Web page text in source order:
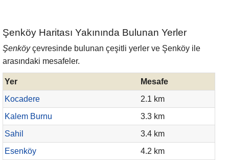
Şenköy Haritası Yakınında Bulunan Yerler
Şenköyçevresinde bulunan çeşitli yerler ve Şenköy ile
arasındaki mesafeler.
Yer
Mesafe
Kocadere
2.1 km
Kalem Burnu
3.3 km
Sahil
3.4 km
Esenköy
4.2 km